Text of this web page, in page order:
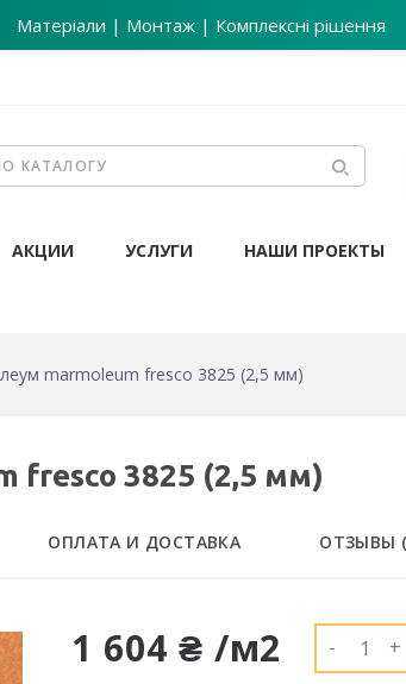
Матеріали | Монтаж | Комплексні рішення
АКЦИИ УСЛУГИ НАШИ ПРОЕКТЫ
marmoleum fresco 3825 (2,5 мм)
fresco 3825 (2,5 мм)
ОПЛАТА И ДОСТАВКА ОТЗЫВЫ (
1 604 ₴ /м2 - +